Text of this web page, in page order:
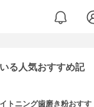
る人気おすすめ記
トニング歯磨き粉おすす